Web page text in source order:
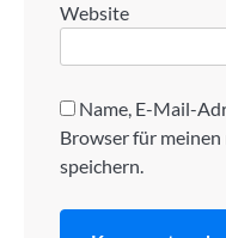
Website
Name, E-Mail-
Browser für
speichern.